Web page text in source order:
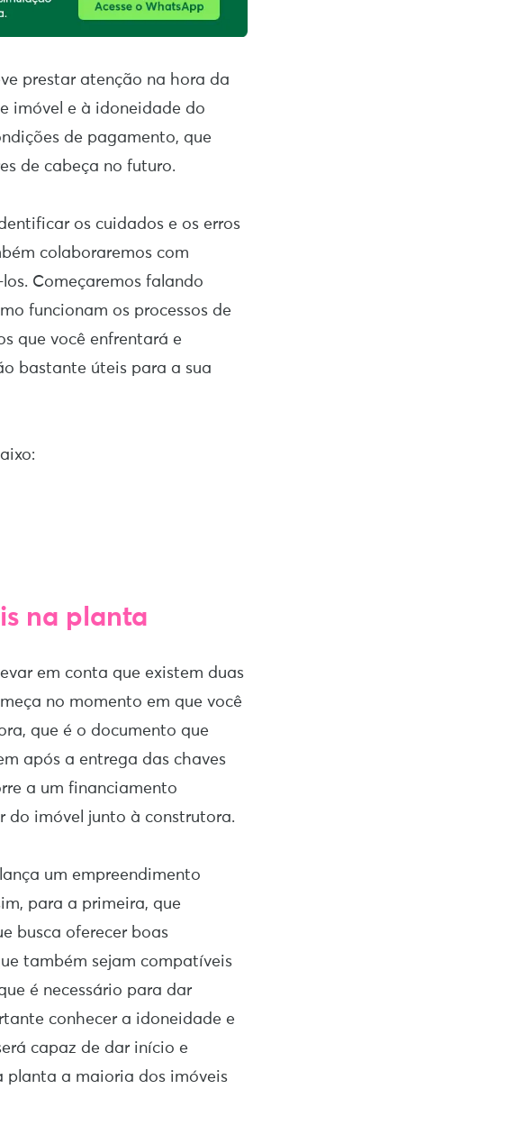
prestar atenção na hora da
imóvel e à idoneidade do
de pagamento, que
de cabeça no futuro.
os cuidados e os erros
colaboraremos com
Começaremos falando
funcionam os processos de
que você enfrentará e
bastante úteis para a sua
na planta
em conta que existem duas
no momento em que você
que é o documento que
após a entrega das chaves
a um financiamento
do imóvel junto à construtora.
um empreendimento
para a primeira, que
busca oferecer boas
também sejam compatíveis
é necessário para dar
conhecer a idoneidade e
capaz de dar início e
planta a maioria dos imóveis